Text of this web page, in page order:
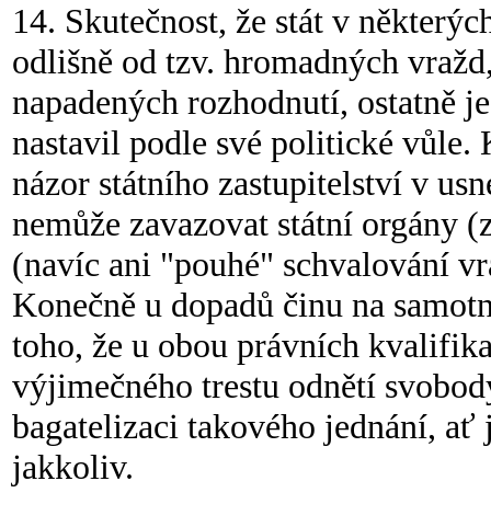
14. Skutečnost, že stát v
odlišně od tzv. hromadných
napadených rozhodnutí, ostatně
nastavil podle své politické vůle.
názor státního zastupitelství v
nemůže zavazovat státní orgány
(navíc ani "pouhé" schvalování
Konečně u dopadů činu na
toho, že u obou právních
výjimečného trestu odnětí
bagatelizaci takového jednání,
jakkoliv.